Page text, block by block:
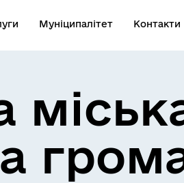
Муніципалітет Контакти